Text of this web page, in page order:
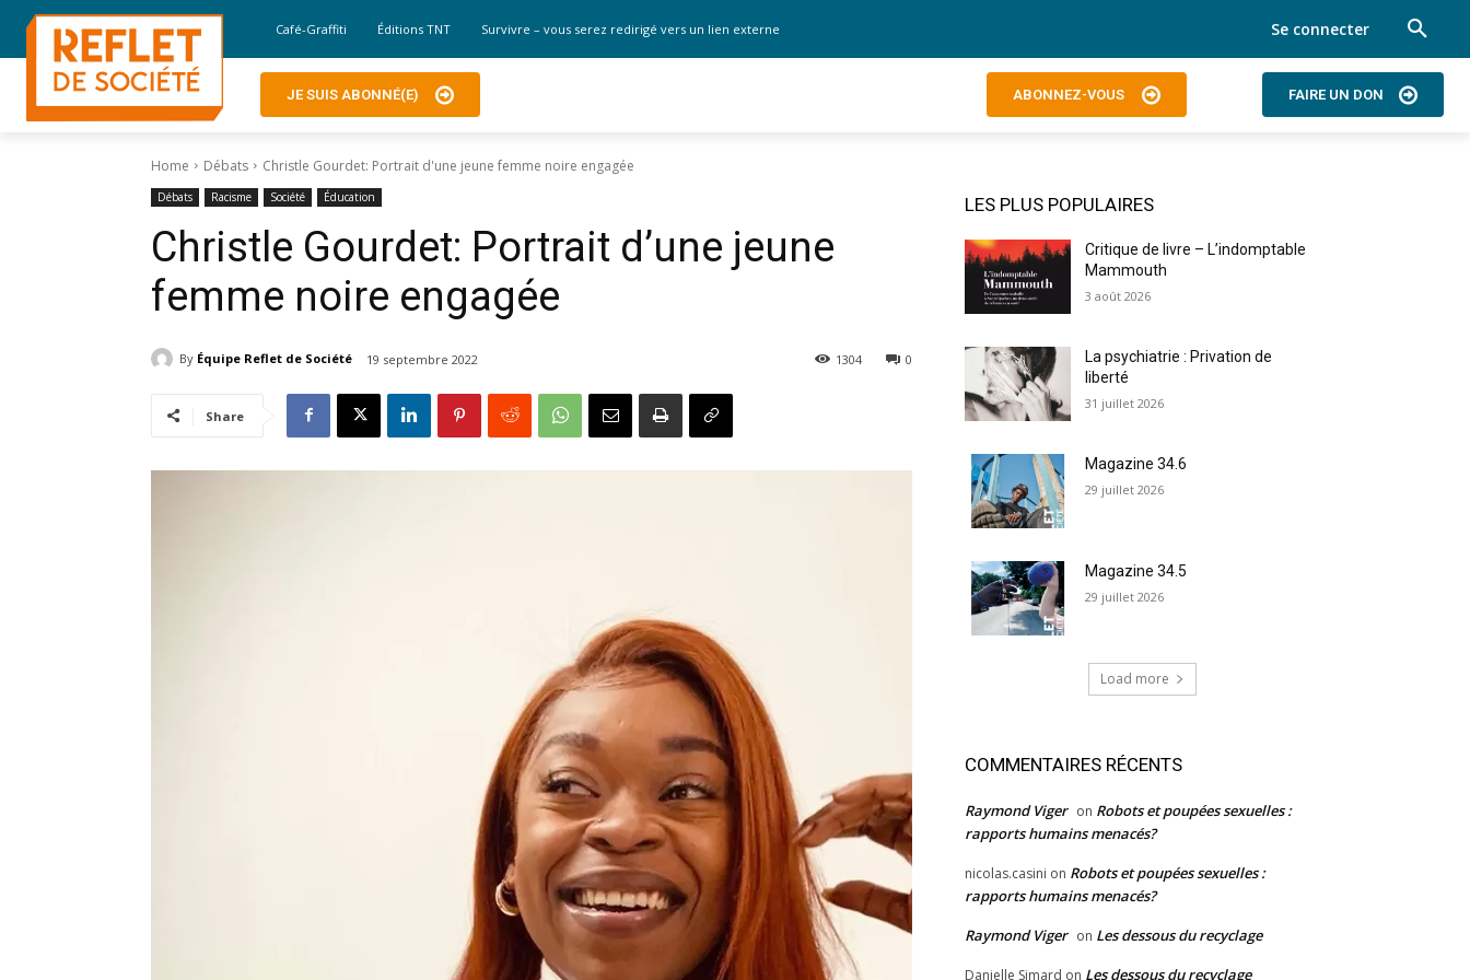
Café-Graffiti Éditions TNT Survivre – vous serez redirigé vers un lien externe Se connecter
JE SUIS ABONNÉ(E) ABONNEZ-VOUS FAIRE UN DON
Home Débats Christle Gourdet: Portrait d'une jeune femme noire engagée
Débats Racisme Société Éducation
Christle Gourdet: Portrait d’une jeune
femme noire engagée
By Équipe Reflet de Société 19 septembre 2022 0
1304
Share
LES PLUS POPULAIRES
Critique de livre – L’indomptable
Mammouth
3 août 2026
La psychiatrie : Privation de
liberté
31 juillet 2026
Magazine 34.6
29 juillet 2026
Magazine 34.5
29 juillet 2026
Load more
COMMENTAIRES RÉCENTS
Raymond Viger on Robots et poupées sexuelles :
rapports humains menacés?
nicolas.casini on Robots et poupées sexuelles :
rapports humains menacés?
Raymond Viger on Les dessous du recyclage
Danielle Simard on Les dessous du recyclage